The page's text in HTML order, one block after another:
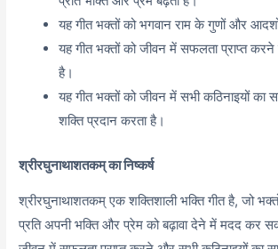
यह गीत भक्तों को भगवान राम के गुणों और
यह गीत भक्तों को जीवन में सफलता प्राप्त करने
है।
यह गीत भक्तों को जीवन में सभी कठिनाइयों का
शक्ति प्रदान करता है।
श्रीरघुनाथाशतकम् का निष्कर्ष
श्रीरघुनाथाशतकम् एक शक्तिशाली भक्ति गीत है, जो
प्रति अपनी भक्ति और प्रेम को बढ़ावा देने में मदद कर